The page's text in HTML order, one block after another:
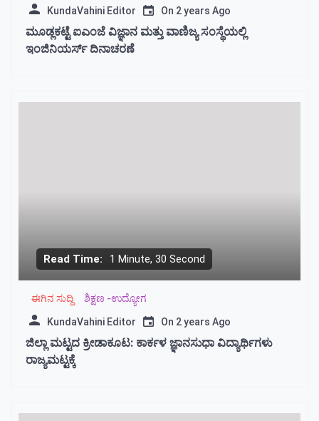
KundaVahini Editor On 2 years Ago
ಮೂಡ್ಲಕಟ್ಟೆ ಐಎಂಜೆ ವಿಜ್ಞಾನ ಮತ್ತು ವಾಣಿಜ್ಯ ಸಂಸ್ಥೆಯಲ್ಲಿ
ಇಂಜಿನಿಯರ್ಸ್ ದಿನಾಚರಣೆ
Read Time: 1 Minute, 30 Second
ಈಗಿನ ಸುದ್ದಿ ಶಿಕ್ಷಣ -ಉದ್ಯೋಗ
KundaVahini Editor On 2 years Ago
ಜಿಲ್ಲಾ ಮಟ್ಟದ ಕ್ರೀಡಾಕೂಟ: ಕಾರ್ಕಳ ಜ್ಞಾನಸುಧಾ ವಿದ್ಯಾರ್ಥಿಗಳು
ರಾಜ್ಯಮಟ್ಟಕ್ಕೆ